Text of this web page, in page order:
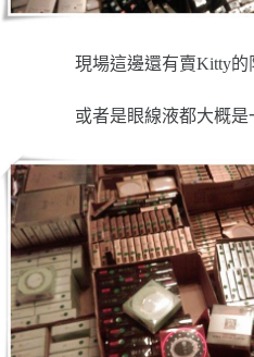
現場這邊還有賣Kitty的
或者是眼線液都大概是